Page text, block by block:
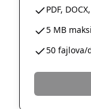
PDF,
5 MB
50 fajlova/